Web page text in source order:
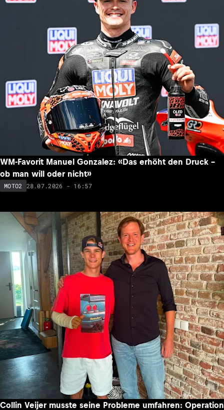
WM-Favorit Manuel Gonzalez: «Das erhöht den Druck –
ob man will oder nicht»
MOTO2 28.07.2026 - 16:57
Collin Veijer musste seine Probleme umfahren: Operation